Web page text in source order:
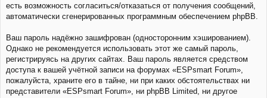
есть возможность согласиться/отказаться от получения сообщений,
автоматически сгенерированных программным обеспечением phpBB.
Ваш пароль надёжно зашифрован (односторонним хэшированием).
Однако не рекомендуется использовать этот же самый пароль,
регистрируясь на других сайтах. Ваш пароль является средством
доступа к вашей учётной записи на форумах «ESPsmart Forum»,
пожалуйста, храните его в тайне, ни при каких обстоятельствах ни
представители «ESPsmart Forum», ни phpBB Limited, ни другое